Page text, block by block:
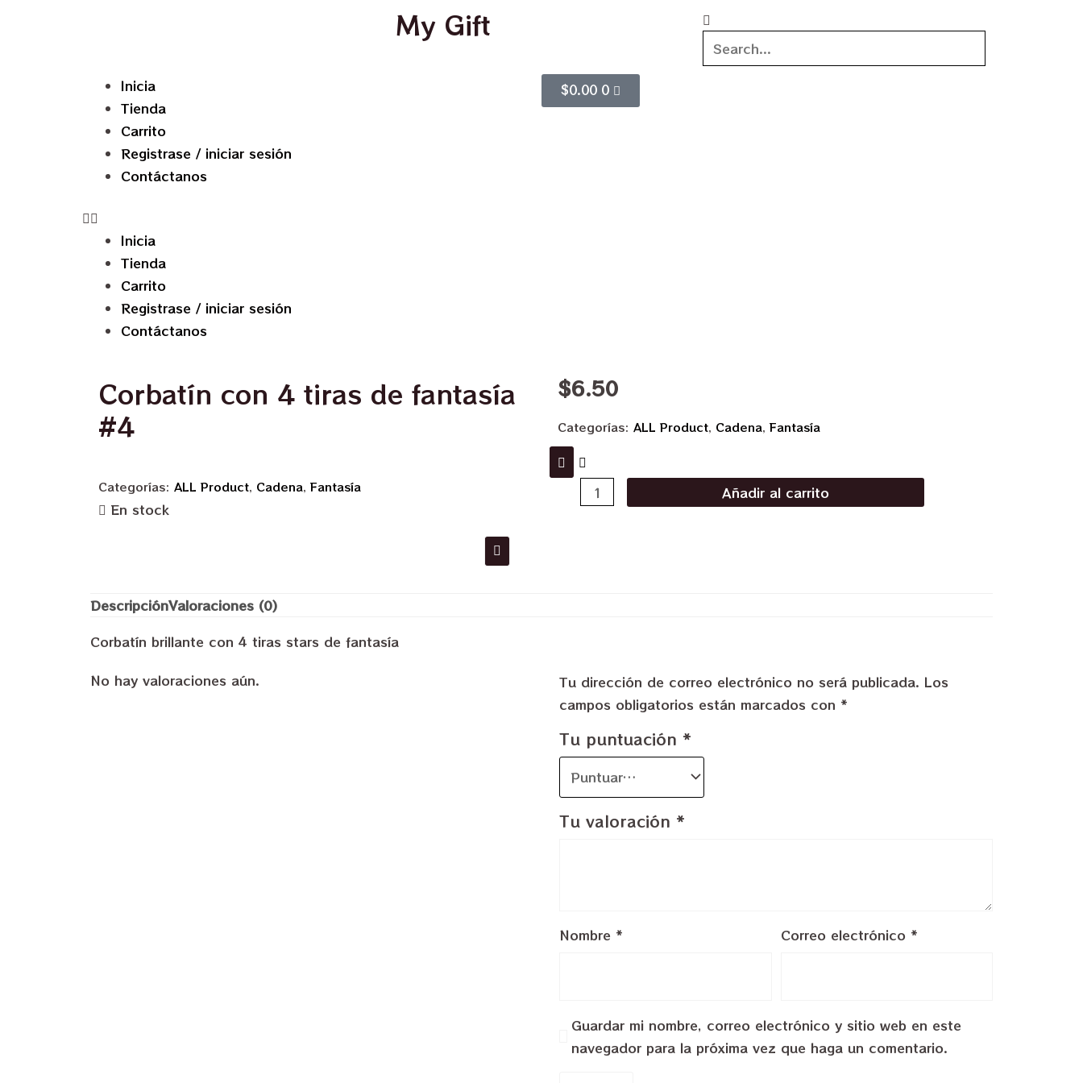
My Gift
Inicia
Tienda
Carrito
Registrase / iniciar sesión
Contáctanos
Inicia
Tienda
Carrito
Registrase / iniciar sesión
Contáctanos
$0.00 0
Corbatín con 4 tiras de fantasía
#4
Categorías: ALL Product, Cadena, Fantasía
En stock
$6.50
Categorías: ALL Product, Cadena, Fantasía
Añadir al carrito
DescripciónValoraciones (0)
Corbatín brillante con 4 tiras stars de fantasía
No hay valoraciones aún.
Tu dirección de correo electrónico no será publicada. Los
campos obligatorios están marcados con *
Tu puntuación *
Tu valoración *
Nombre * Correo electrónico *
Guardar mi nombre, correo electrónico y sitio web en este
navegador para la próxima vez que haga un comentario.